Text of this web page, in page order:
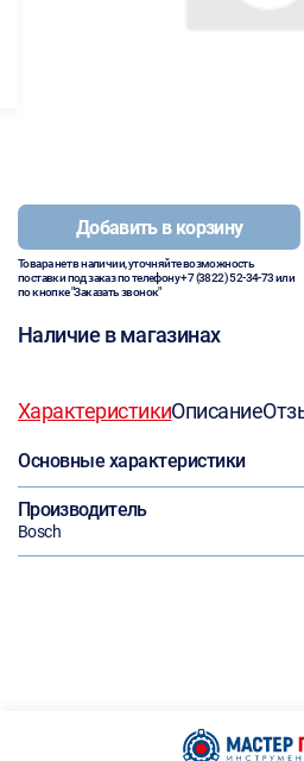
Добавить в корзину
Товара нет в наличии, уточняйте возможность
поставки под заказ по телефону+7 (3822) 52-34-73или
по кнопке "Заказать звонок"
Наличие в магазинах
ХарактеристикиОписание
Основные характеристики
Производитель
Bosch